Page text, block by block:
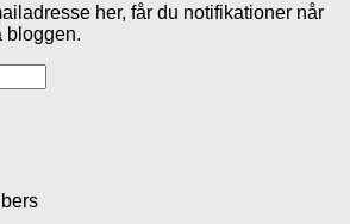
her, får du notifikationer når
bloggen.